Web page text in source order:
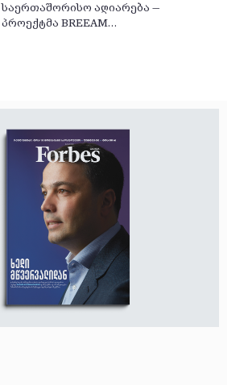
საერთაშორისო აღიარება —
პროექტმა BREEAM…